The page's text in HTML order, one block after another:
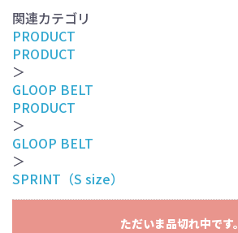
関連カテゴリ
PRODUCT
PRODUCT
＞
GLOOP BELT
PRODUCT
＞
GLOOP BELT
＞
SPRINT（S size）
ただいま品切れ中です。